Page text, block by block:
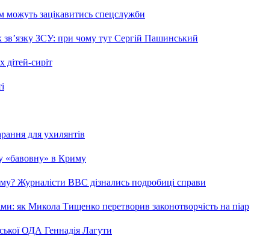
можуть зацікавитись спецслужби
ЗСУ: при чому тут Сергій Пашинський
дітей-сиріт
для ухилянтів
«бавовну» в Криму
Журналісти ВВС дізнались подробиці справи
як Микола Тищенко перетворив законотворчість на піар
ОДА Геннадія Лагути